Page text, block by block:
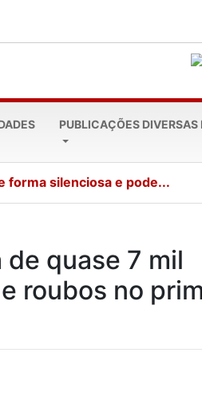
PUBLICAÇÕES DIVERSAS
forma silenciosa e pode...
quase 7 mil
roubos no